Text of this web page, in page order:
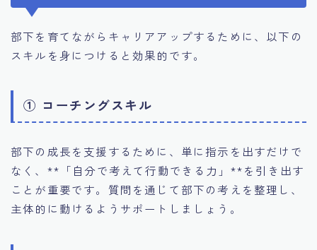
部下を育てながらキャリアアップするために、以下の
スキルを身につけると効果的です。
① コーチングスキル
部下の成長を支援するために、単に指示を出すだけで
なく、**「自分で考えて行動できる力」**を引き出す
ことが重要です。質問を通じて部下の考えを整理し、
主体的に動けるようサポートしましょう。